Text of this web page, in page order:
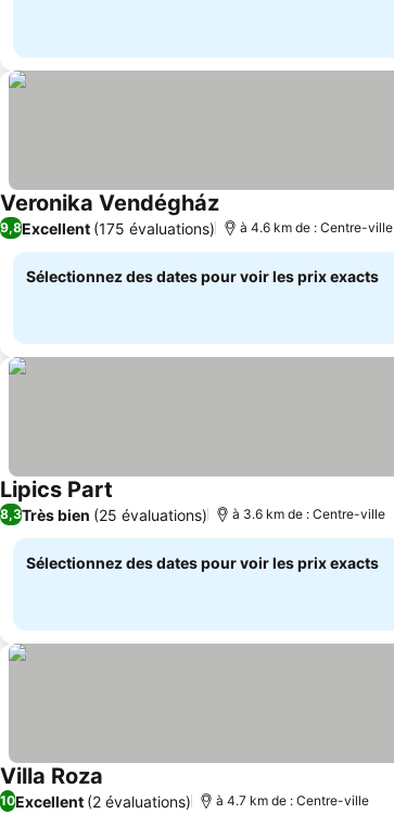
Veronika VendégházConsulter les prix
9,8Excellent (175 évaluations) à 4.6 km de : Centre-ville
Sélectionnez des dates pour voir les prix exacts
Lipics Part Consulter les prix
8,3Très bien (25 évaluations) à 3.6 km de : Centre-ville
Sélectionnez des dates pour voir les prix exacts
Villa Roza Consulter les prix
10Excellent (2 évaluations) à 4.7 km de : Centre-ville